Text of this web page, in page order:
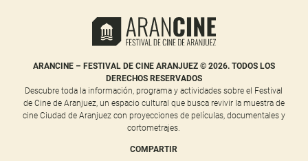
ARANCINE – FESTIVAL DE CINE ARANJUEZ © 2026. TODOS LOS
DERECHOS RESERVADOS
Descubre toda la información, programa y actividades sobre el Festival
de Cine de Aranjuez, un espacio cultural que busca revivir la muestra de
cine Ciudad de Aranjuez con proyecciones de películas, documentales y
cortometrajes.
COMPARTIR